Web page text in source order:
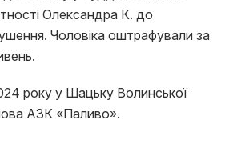
Олександра К. до
Чоловіка оштрафували за
року у Шацьку Волинської
АЗК «Паливо».